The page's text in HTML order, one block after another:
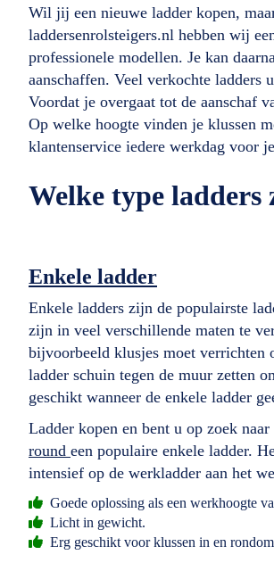
Wil jij een nieuwe ladder kopen,
laddersenrolsteigers.nl hebben wij
professionele modellen. Je kan
aanschaffen. Veel verkochte ladders
Voordat je overgaat tot de aanschaf
Op welke hoogte vinden je klussen
klantenservice iedere werkdag voor
Welke type ladders
Enkele ladder
Enkele ladders zijn de populairste
zijn in veel verschillende maten te
bijvoorbeeld klusjes moet verrichten
ladder schuin tegen de muur zetten
geschikt wanneer de enkele ladder
Ladder kopen en bent u op zoek naar
round een populaire enkele ladder.
intensief op de werkladder aan het
Goede oplossing als een werkhoogte
Licht in gewicht.
Erg geschikt voor klussen in en